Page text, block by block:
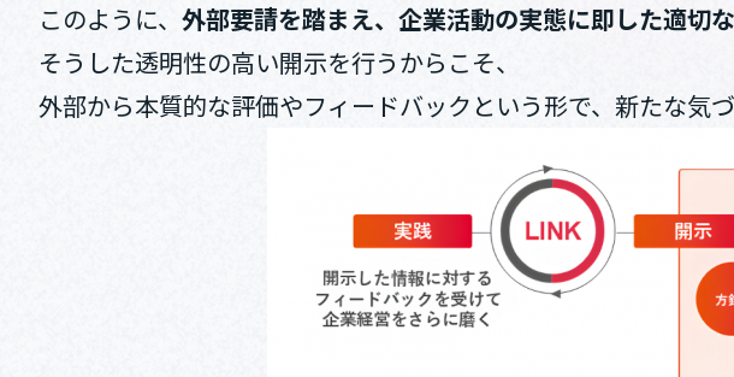
このように、 外部要請を踏まえ、企業活動の実態に即した適切な
そうした透明性の高い開示を行うからこそ、
外部から本質的な評価やフィードバックという形で、新たな気